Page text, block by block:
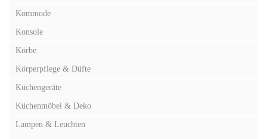
Kommode
Konsole
Körbe
Körperpflege & Düfte
Küchengeräte
Küchenmöbel & Deko
Lampen & Leuchten